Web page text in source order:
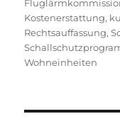
Kostenerstattung,
Rechtsauffassung,
Wohneinheiten